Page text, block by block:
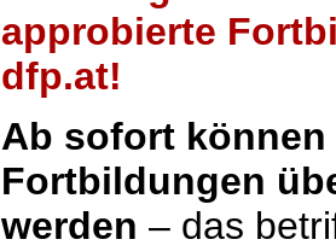
approbierte
dfp.at!
Ab sofort können
Fortbildungen
werden – das